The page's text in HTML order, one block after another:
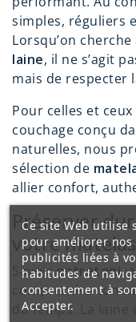
simples, réguliers
Lorsqu’on cherche
laine, il ne s’agit
mais de respecter
Pour celles et
couchage conçu
naturelles, nous
sélection de
allier confort,
Préserver
votre
Savoirentretenir
comprendre
du temps. La laine
Ce site Web utilise
pour améliorer nos
publicités liées à
habitudes de
consentement à
Accepter.